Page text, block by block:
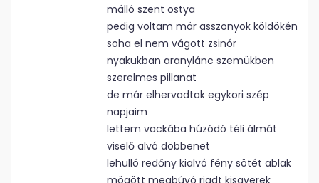
málló szent ostya
pedig voltam már asszonyok köldökén
soha el nem vágott zsinór
nyakukban aranylánc szemükben
szerelmes pillanat
de már elhervadtak egykori szép
napjaim
lettem vackába húzódó téli álmát
viselő alvó döbbenet
lehulló redőny kialvó fény sötét ablak
mögött megbúvó riadt kisgyerek